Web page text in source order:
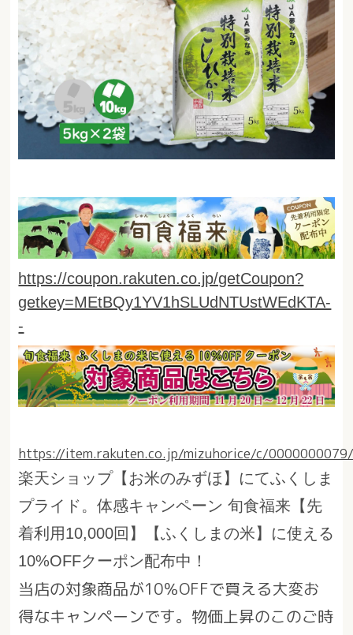
https://coupon.rakuten.co.jp/getCoupon?
getkey=MEtBQy1YV1hSLUdNTUstWEdKTA-
-
https://item.rakuten.co.jp/mizuhorice/c/
楽天ショップ【お米のみずほ】にてふくしま
プライド。体感キャンペーン 旬食福来【先
着利用10,000回】【ふくしまの米】に使える
10%OFFクーポン配布中！
当店の対象商品が10％OFFで買える大変お
得なキャンペーンです。物価上昇のこのご時